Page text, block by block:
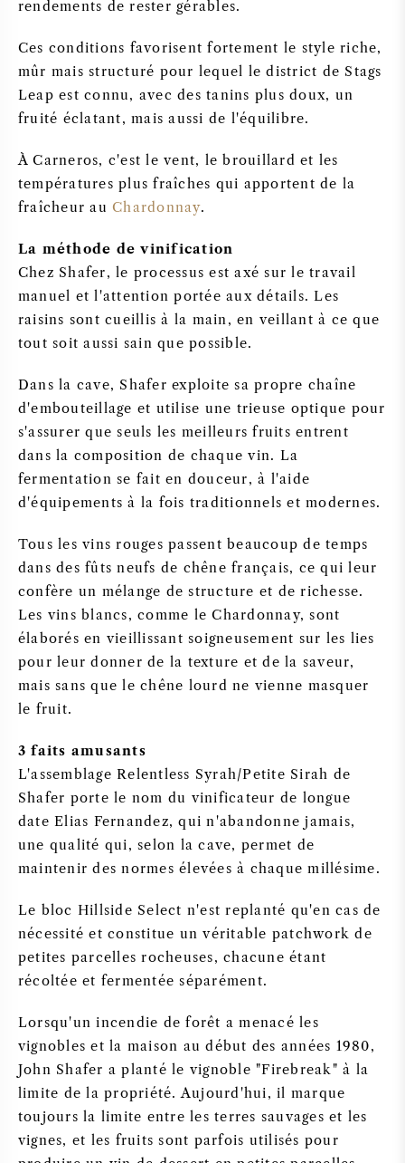
rendements de rester gérables.
Ces conditions favorisent fortement le style riche,
mûr mais structuré pour lequel le district de Stags
Leap est connu, avec des tanins plus doux, un
fruité éclatant, mais aussi de l'équilibre.
À Carneros, c'est le vent, le brouillard et les
températures plus fraîches qui apportent de la
fraîcheur auChardonnay.
La méthode de vinification
Chez Shafer, le processus est axé sur le travail
manuel et l'attention portée aux détails. Les
raisins sont cueillis à la main, en veillant à ce que
tout soit aussi sain que possible.
Dans la cave, Shafer exploite sa propre chaîne
d'embouteillage et utilise une trieuse optique pour
s'assurer que seuls les meilleurs fruits entrent
dans la composition de chaque vin. La
fermentation se fait en douceur, à l'aide
d'équipements à la fois traditionnels et modernes.
Tous les vins rouges passent beaucoup de temps
dans des fûts neufs de chêne français, ce qui leur
confère un mélange de structure et de richesse.
Les vins blancs, comme le Chardonnay, sont
élaborés en vieillissant soigneusement sur les lies
pour leur donner de la texture et de la saveur,
mais sans que le chêne lourd ne vienne masquer
le fruit.
3 faits amusants
L'assemblage Relentless Syrah/Petite Sirah de
Shafer porte le nom du vinificateur de longue
date Elias Fernandez, qui n'abandonne jamais,
une qualité qui, selon la cave, permet de
maintenir des normes élevées à chaque millésime.
Le bloc Hillside Select n'est replanté qu'en cas de
nécessité et constitue un véritable patchwork de
petites parcelles rocheuses, chacune étant
récoltée et fermentée séparément.
Lorsqu'un incendie de forêt a menacé les
vignobles et la maison au début des années 1980,
John Shafer a planté le vignoble "Firebreak" à la
limite de la propriété. Aujourd'hui, il marque
toujours la limite entre les terres sauvages et les
vignes, et les fruits sont parfois utilisés pour